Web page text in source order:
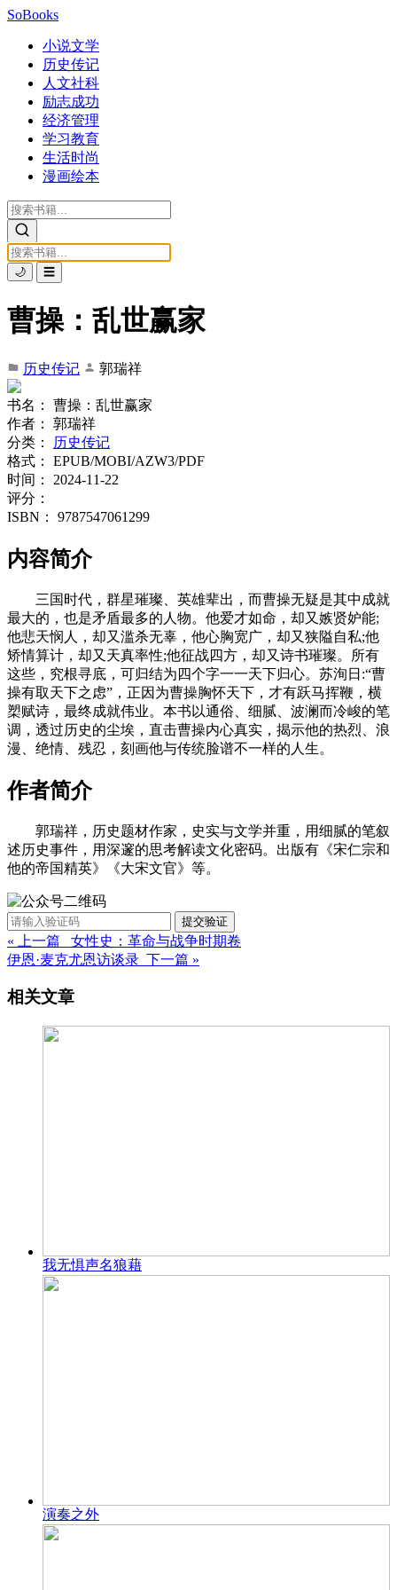
SoBooks
小说文学
历史传记
人文社科
励志成功
经济管理
学习教育
生活时尚
漫画绘本
🌙 ☰
曹操：乱世赢家
历史传记 郭瑞祥
书名：
曹操：乱世赢家
作者：
郭瑞祥
分类：
历史传记
格式：
EPUB/MOBI/AZW3/PDF
时间：
2024-11-22
评分：
ISBN：
9787547061299
内容简介
三国时代，群星璀璨、英雄辈出，而曹操无疑是其中成就
最大的，也是矛盾最多的人物。他爱才如命，却又嫉贤妒能;
他悲天悯人，却又滥杀无辜，他心胸宽广，却又狭隘自私;他
矫情算计，却又天真率性;他征战四方，却又诗书璀璨。所有
这些，究根寻底，可归结为四个字一一天下归心。苏洵日:“曹
操有取天下之虑”，正因为曹操胸怀天下，才有跃马挥鞭，横
槊赋诗，最终成就伟业。本书以通俗、细腻、波澜而冷峻的笔
调，透过历史的尘埃，直击曹操内心真实，揭示他的热烈、浪
漫、绝情、残忍，刻画他与传统脸谱不一样的人生。
作者简介
郭瑞祥，历史题材作家，史实与文学并重，用细腻的笔叙
述历史事件，用深邃的思考解读文化密码。出版有《宋仁宗和
他的帝国精英》《大宋文官》等。
提交验证
« 上一篇 女性史：革命与战争时期卷
伊恩·麦克尤恩访谈录 下一篇 »
相关文章
我无惧声名狼藉
演奏之外